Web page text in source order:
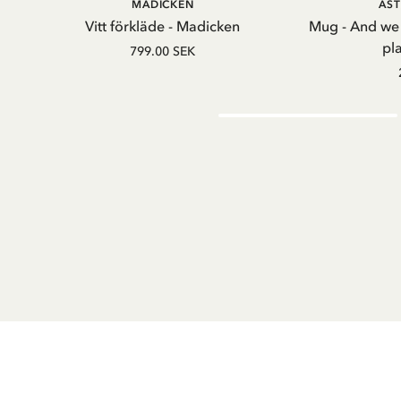
Vitt förkläde - Madicken
MADICKEN
799.00 SEK
Mug - And